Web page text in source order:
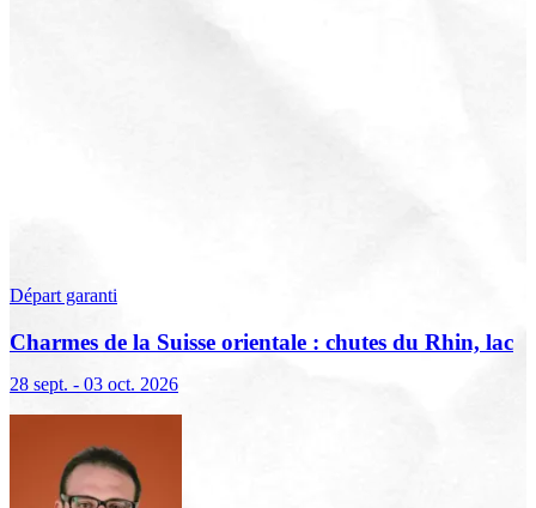
Départ garanti
Charmes de la Suisse orientale : chutes du Rhin, lac
28 sept. - 03 oct. 2026